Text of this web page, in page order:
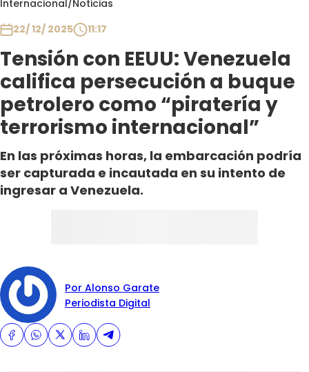
Internacional/Noticias
22/ 12/ 2025
11:17
Tensión con EEUU: Venezuela
califica persecución a buque
petrolero como “piratería y
terrorismo internacional”
En las próximas horas, la embarcación podría
ser capturada e incautada en su intento de
ingresar a Venezuela.
Por Alonso Garate
Periodista Digital
Club De La Comedia
Contigo en Directo
Plan Perfecto
El Tiempo
Sabingo
Todos Los Programas